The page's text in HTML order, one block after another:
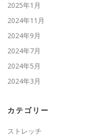
2025年1月
2024年11月
2024年9月
2024年7月
2024年5月
2024年3月
カテゴリー
ストレッチ